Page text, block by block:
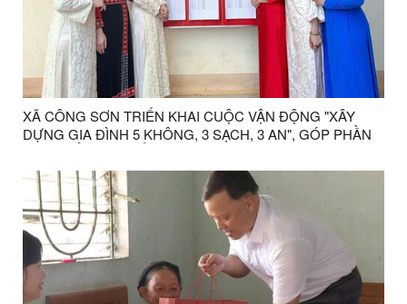
XÃ CÔNG SƠN TRIỂN KHAI CUỘC VẬN ĐỘNG "XÂY
DỰNG GIA ĐÌNH 5 KHÔNG, 3 SẠCH, 3 AN", GÓP PHẦN